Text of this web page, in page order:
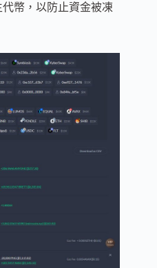
幣，以防止資金被凍